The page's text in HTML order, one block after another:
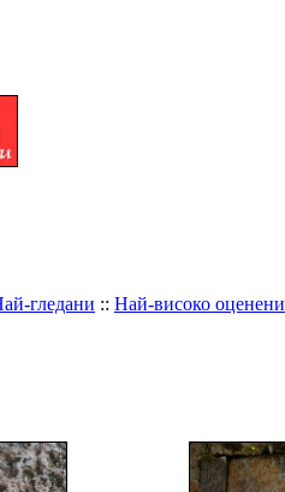
гледани :: Най-високо оценени